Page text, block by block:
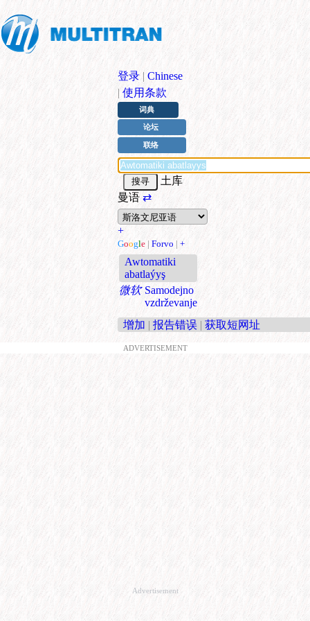
登录 | Chinese
| 使用条款
词典
论坛
联络
土库
曼语⇄
+
Google | Forvo | +
Awtomatiki
abatlaýyş
微软 Samodejno
vzdrževanje
增加 | 报告错误 | 获取短网址
ADVERTISEMENT
Advertisement